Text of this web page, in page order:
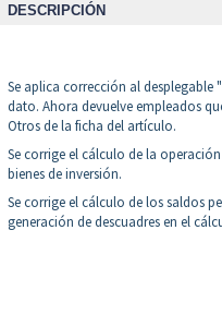
DESCRIPCIÓN
Se aplica corrección al desplegable
dato. Ahora devuelve empleados
Otros de la ficha del artículo.
Se corrige el cálculo de la
bienes de inversión.
Se corrige el cálculo de los saldos
generación de descuadres en el